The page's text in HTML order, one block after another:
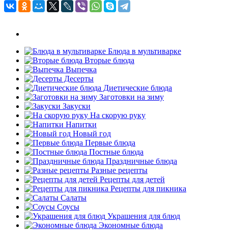
Блюда в мультиварке
Вторые блюда
Выпечка
Десерты
Диетические блюда
Заготовки на зиму
Закуски
На скорую руку
Напитки
Новый год
Первые блюда
Постные блюда
Праздничные блюда
Разные рецепты
Рецепты для детей
Рецепты для пикника
Салаты
Соусы
Украшения для блюд
Экономные блюда